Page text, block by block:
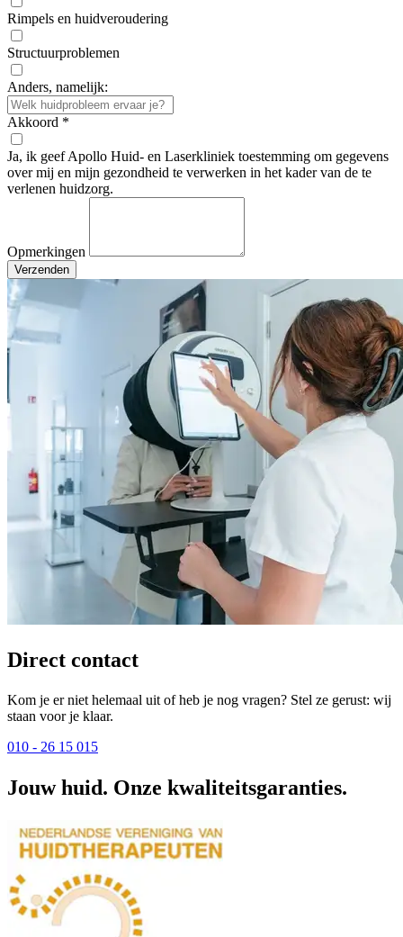
Rimpels en huidveroudering
Structuurproblemen
Anders, namelijk:
Akkoord *
Ja, ik geef Apollo Huid- en Laserkliniek toestemming om gegevens
over mij en mijn gezondheid te verwerken in het kader van de te
verlenen huidzorg.
Opmerkingen
Verzenden
Direct contact
Kom je er niet helemaal uit of heb je nog vragen? Stel ze gerust: wij
staan voor je klaar.
010 - 26 15 015
Jouw huid. Onze kwaliteitsgaranties.